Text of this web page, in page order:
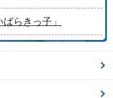
らきっ子」